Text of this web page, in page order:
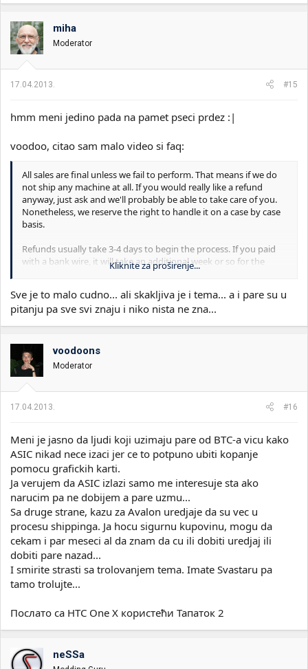
miha
Moderator
17.04.2013. #15
hmm meni jedino pada na pamet pseci prdez :|
voodoo, citao sam malo video si faq:
All sales are final unless we fail to perform. That means if we do
not ship any machine at all. If you would really like a refund
anyway, just ask and we'll probably be able to take care of you.
Nonetheless, we reserve the right to handle it on a case by case
basis.
Refunds usually take 3-4 days to begin the process. If you paid
with a bank wire, it will take an additional week or so for the
funds to appear in your account. PayPal and Bitcoin refunds can
Bitcoin payments and refunds are processed through a third-
party vendor. The amount refunded is based on the US Dollar
Kliknite za proširenje...
Sve je to malo cudno... ali skakljiva je i tema... a i pare su u
pitanju pa sve svi znaju i niko nista ne zna...
voodoons
Moderator
17.04.2013. #16
Meni je jasno da ljudi koji uzimaju pare od BTC-a vicu kako
ASIC nikad nece izaci jer ce to potpuno ubiti kopanje
pomocu grafickih karti.
Ja verujem da ASIC izlazi samo me interesuje sta ako
narucim pa ne dobijem a pare uzmu...
Sa druge strane, kazu za Avalon uredjaje da su vec u
procesu shippinga. Ja hocu sigurnu kupovinu, mogu da
cekam i par meseci al da znam da cu ili dobiti uredjaj ili
dobiti pare nazad...
I smirite strasti sa trolovanjem tema. Imate Svastaru pa
tamo trolujte...
Послато са HTC One X користећи Тапаток 2
neSSa